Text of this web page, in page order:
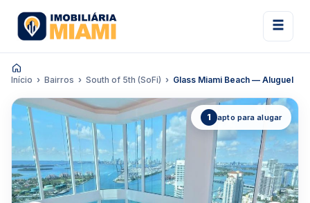
Início Bairros South of 5th (SoFi) Glass Miami Beach — Aluguel
1 apto para alugar